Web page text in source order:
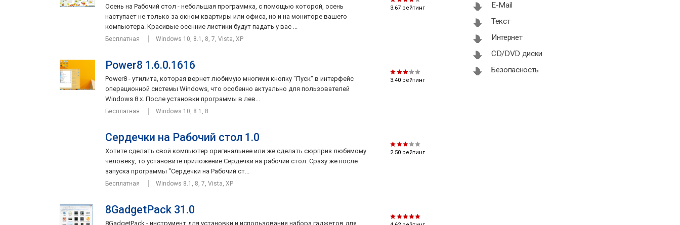
Приятный и понятный интерфейс, а также
портативный принцип запуска.
3.67 рейтинг
Осень на Рабочий стол - небольшая программка, с помощью которой, осень
наступает не только за окном квартиры или офиса, но и на мониторе вашего
компьютера. Красивые осенние листики будут падать у вас ...
Бесплатная Windows 10, 8.1, 8, 7, Vista, XP
3.40 рейтинг
Power8 1.6.0.1616
Power8 - утилита, которая вернет любимую многими кнопку "Пуск" в интерфейс
операционной системы Windows, что особенно актуально для пользователей
Windows 8.x. После установки программы в лев...
Бесплатная Windows 10, 8.1, 8
2.50 рейтинг
Сердечки на Рабочий стол 1.0
Хотите сделать свой компьютер оригинальнее или же сделать сюрприз любимому
человеку, то установите приложение Сердечки на рабочий стол. Сразу же после
запуска программы "Сердечки на Рабочий ст...
Бесплатная Windows 8.1, 8, 7, Vista, XP
8GadgetPack 31.0
8GadgetPack - инструмент для установки и использования набора гаджетов для
E-Mail
Текст
Интернет
CD/DVD диски
Безопасность